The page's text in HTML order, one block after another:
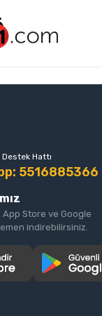
Hattı
5516885366
App Store ve Google
indirebilirsiniz.